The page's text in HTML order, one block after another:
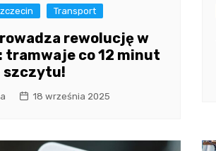
Transport
rewolucję w
tramwaje co 12 minut
szczytu!
18 września 2025